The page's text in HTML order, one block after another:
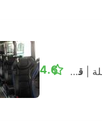
قياسي مكيف 4.6